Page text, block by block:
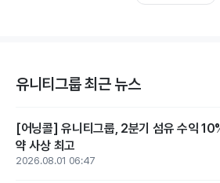
유니티그룹 최근 뉴스
[어닝콜] 유니티그룹, 2분기 섬유 수익
약 사상 최고
2026.08.01 06:47